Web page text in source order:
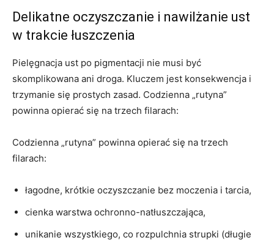
Delikatne oczyszczanie i nawilżanie ust
w trakcie łuszczenia
Pielęgnacja ust po pigmentacji nie musi być
skomplikowana ani droga. Kluczem jest konsekwencja i
trzymanie się prostych zasad. Codzienna „rutyna”
powinna opierać się na trzech filarach:
Codzienna „rutyna” powinna opierać się na trzech
filarach:
łagodne, krótkie oczyszczanie bez moczenia i tarcia,
cienka warstwa ochronno-natłuszczająca,
unikanie wszystkiego, co rozpulchnia strupki (długie